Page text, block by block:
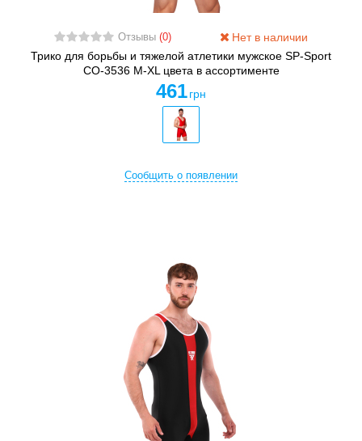
Отзывы (0)
Нет в наличии
Трико для борьбы и тяжелой атлетики мужское SP-Sport
CO-3536 M-XL цвета в ассортименте
461 грн
Сообщить о появлении